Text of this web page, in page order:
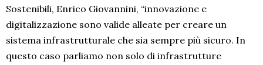
Sostenibili, Enrico Giovannini, “innovazione e
digitalizzazione sono valide alleate per creare un
sistema infrastrutturale che sia sempre più sicuro. In
questo caso parliamo non solo di infrastrutture